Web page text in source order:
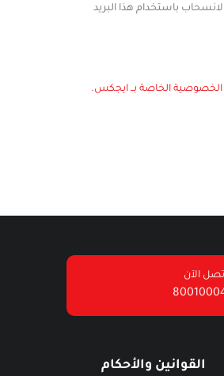
باستخدام هذا البريد
الخاصة بــ ايجكس.
الآن
القوانين والأحكام